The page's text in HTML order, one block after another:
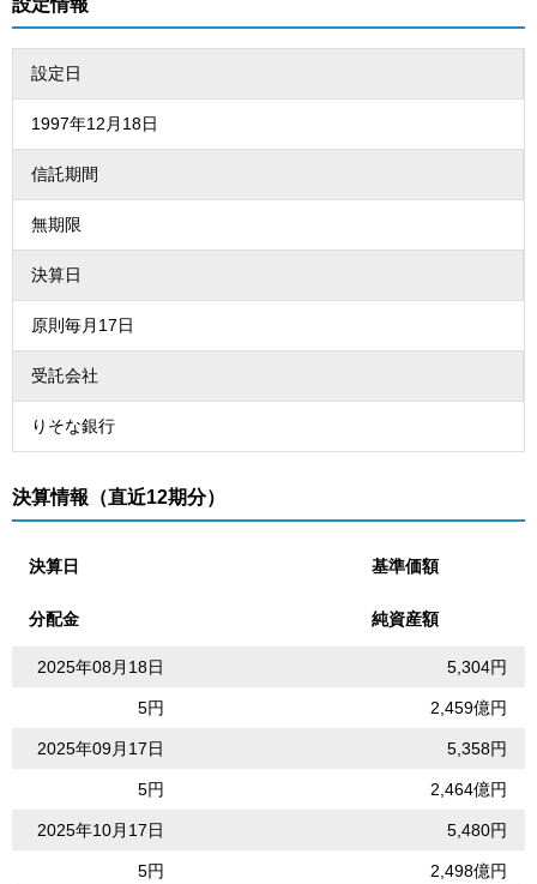
設定日
1997年12月18日
信託期間
無期限
決算日
原則毎月17日
受託会社
りそな銀行
決算情報（直近12期分）
決算日 基準価額
分配金 純資産額
2025年08月18日 5,304円
5円 2,459億円
2025年09月17日 5,358円
5円 2,464億円
2025年10月17日 5,480円
5円 2,498億円